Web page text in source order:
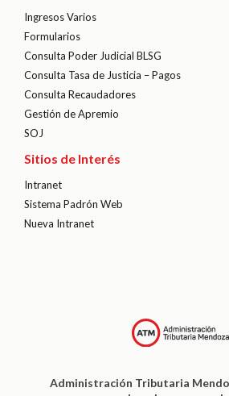
Ingresos Varios
Formularios
Consulta Poder Judicial BLSG
Consulta Tasa de Justicia – Pagos
Consulta Recaudadores
Gestión de Apremio
SOJ
Sitios de Interés
Intranet
Sistema Padrón Web
Nueva Intranet
Administración Tributaria